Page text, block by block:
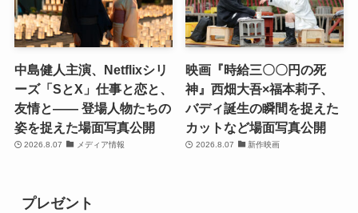
中島健人主演、Netflixシリ
ーズ「SとX」仕事と恋と、
友情と―― 登場人物たちの
姿を捉えた場面写真公開
2026.8.07 メディア情報
映画『時給三〇〇円の死
神』西畑大吾×福本莉子、
バディ誕生の瞬間を捉えた
カットなど場面写真公開
2026.8.07 新作映画
プレゼント